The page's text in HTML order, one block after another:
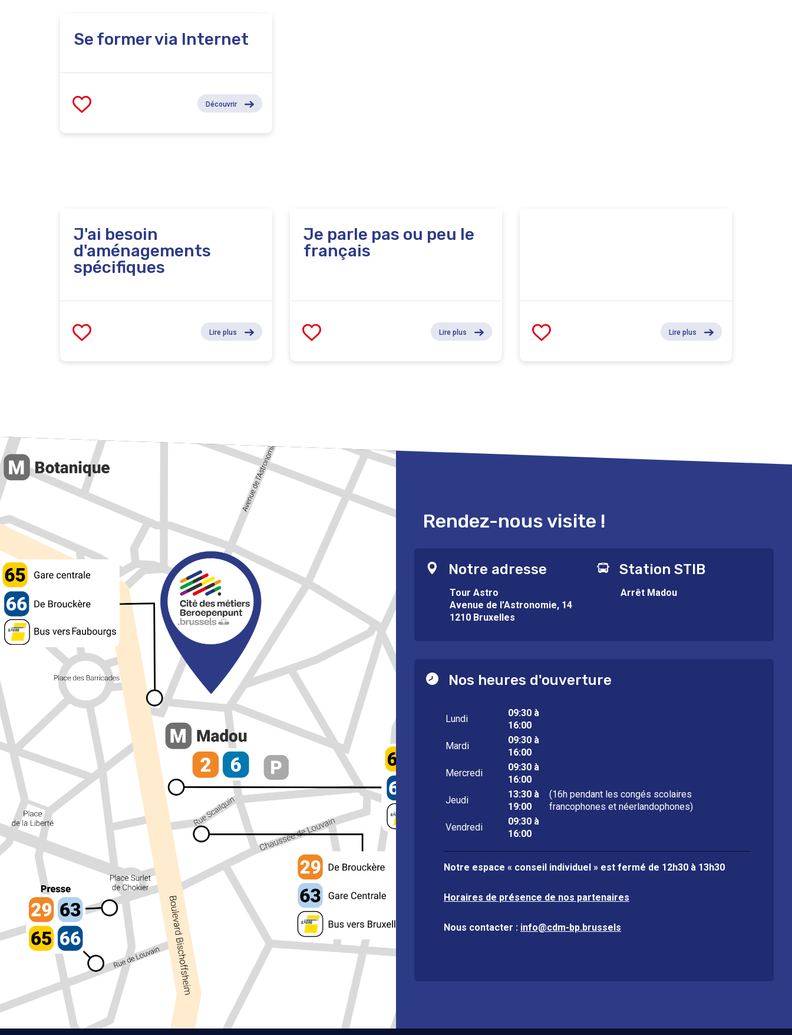
Se former via Internet
Découvrir
J'ai besoin
d'aménagements
spécifiques
Lire plus
Je parle pas ou peu le
français
Lire plus Lire plus
Rendez-nous visite !
Notre adresse
Tour Astro
Avenue de l’Astronomie, 14
1210 Bruxelles
Station STIB
Arrêt Madou
Nos heures d'ouverture
Lundi
09:30 à
16:00
Mardi
09:30 à
16:00
Mercredi
09:30 à
16:00
Jeudi
13:30 à
19:00
(16h pendant les congés scolaires
francophones et néerlandophones)
Vendredi
09:30 à
16:00
Notre espace « conseil individuel » est fermé de 12h30 à 13h30
Horaires de présence de nos partenaires
Nous contacter : info@cdm-bp.brussels